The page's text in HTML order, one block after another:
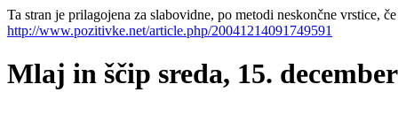
Ta stran je prilagojena za slabovidne, po metodi neskončne vrstice,
http://www.pozitivke.net/article.php/20041214091749591
Mlaj in ščip sreda, 15.